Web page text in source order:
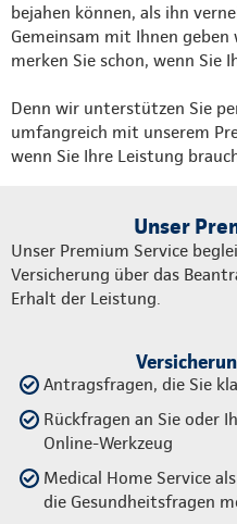
bejahen können, als ihn
Gemeinsam mit Ihnen geben
merken Sie schon, wenn Sie
Denn wir unterstützen Sie
umfangreich mit unserem
wenn Sie Ihre Leistung
Unser
Unser Premium Service
Versicherung über das
Erhalt der Leistung.
Antragsfragen, die Sie
Rückfragen an Sie oder
Online-Werkzeug
Medical Home Service
die Gesundheitsfragen